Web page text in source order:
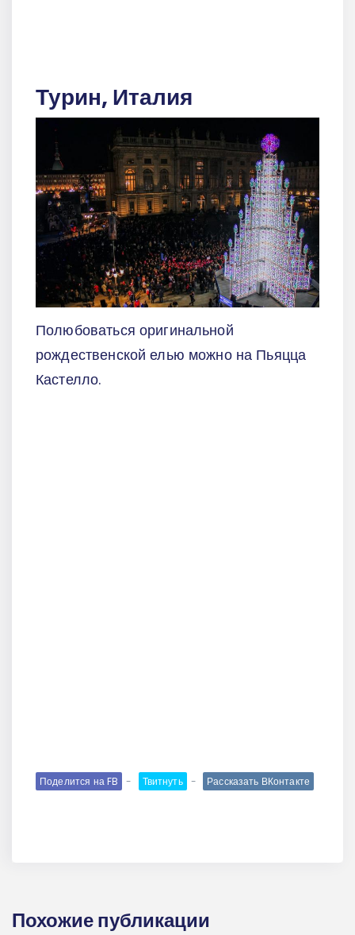
Турин, Италия
Полюбоваться оригинальной
рождественской елью можно на Пьяцца
Кастелло.
Поделится на FB Твитнуть Рассказать ВКонтакте
Похожие публикации